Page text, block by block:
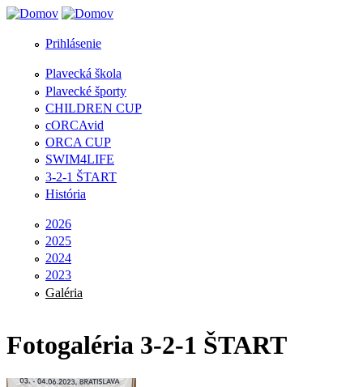
Jump to Navigation
Prihlásenie
Plavecká škola
Plavecké športy
CHILDREN CUP
cORCAvid
ORCA CUP
SWIM4LIFE
3-2-1 ŠTART
História
2026
2025
2024
2023
Galéria
Fotogaléria 3-2-1 ŠTART